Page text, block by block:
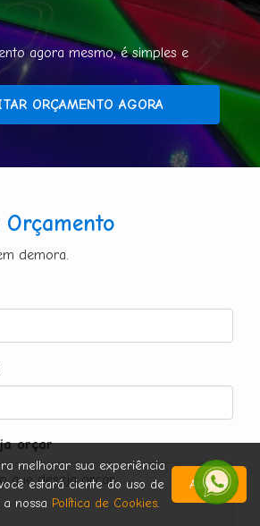
agora mesmo, é simples e
ORÇAMENTO AGORA
Orçamento
demora.
orçar
melhorar sua experiência
estará ciente do uso de
nossa Política de Cookies.
Aceitar